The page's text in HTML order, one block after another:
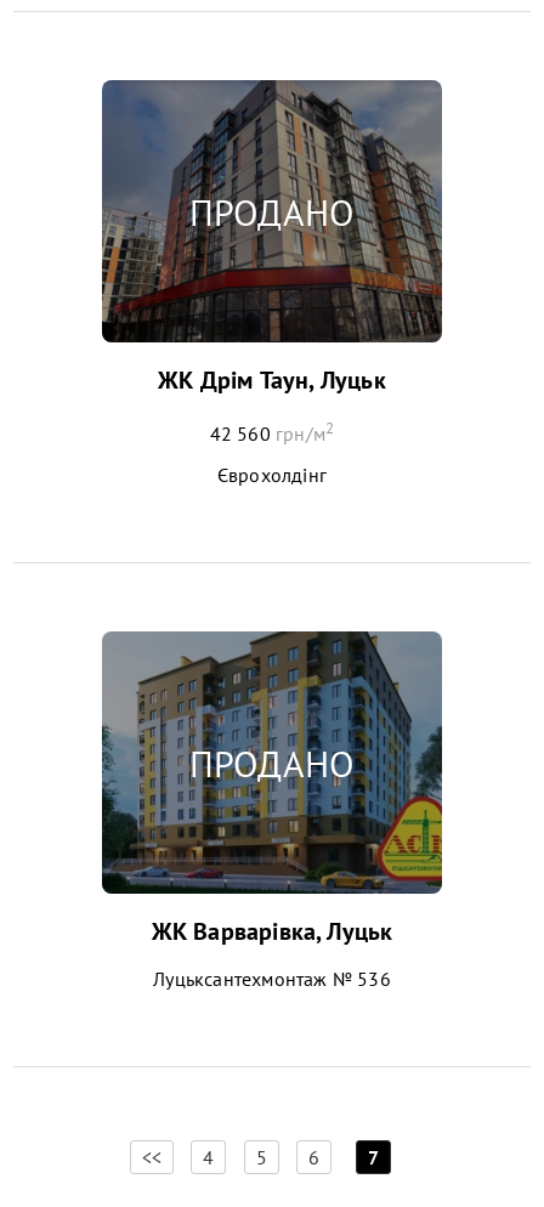
ЖК Дрім Таун, Луцьк
42 560 грн/м2
Єврохолдінг
ЖК Варварівка, Луцьк
Луцьксантехмонтаж № 536
<< 4 5 6 7